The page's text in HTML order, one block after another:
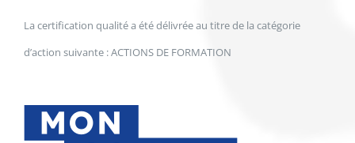
La certification qualité a été délivrée au titre de la catégorie
d’action suivante : ACTIONS DE FORMATION